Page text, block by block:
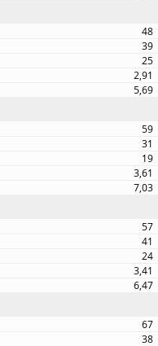
48
39
25
2,91
5,69
59
31
19
3,61
7,03
57
41
24
3,41
6,47
67
38